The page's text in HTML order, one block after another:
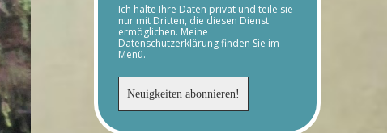
Ich halte Ihre Daten privat und teile sie
nur mit Dritten, die diesen Dienst
ermöglichen. Meine
Datenschutzerklärung finden Sie im
Menü.